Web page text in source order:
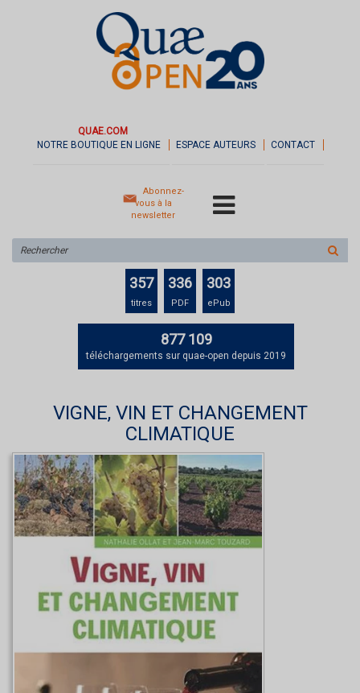
QUAE.COM
NOTRE BOUTIQUE EN LIGNE
ESPACE AUTEURS CONTACT
Abonnez-
vous à la
newsletter
sur
le
357
titres
336
PDF
303
ePub
877 109
téléchargements sur quae-open depuis 2019
VIGNE, VIN ET CHANGEMENT
CLIMATIQUE